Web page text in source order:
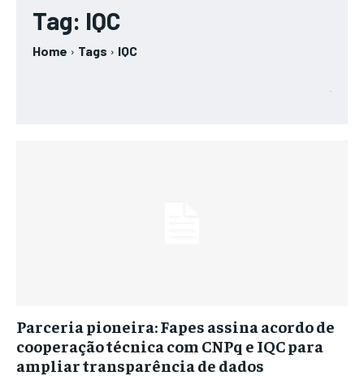
Tag: IQC
Home Tags IQC
Parceria pioneira: Fapes assina acordo de
cooperação técnica com CNPq e IQC para
ampliar transparência de dados